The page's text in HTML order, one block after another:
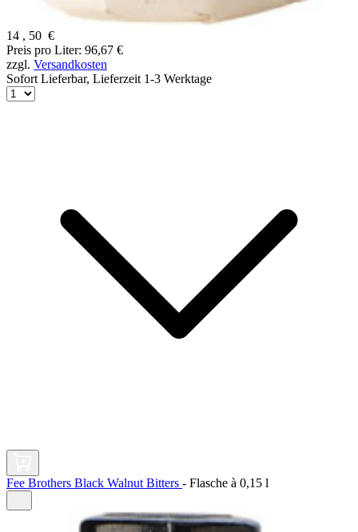
14 , 50 €
Preis pro Liter: 96,67 €
zzgl. Versandkosten
Sofort Lieferbar, Lieferzeit 1-3 Werktage
Fee Brothers Black Walnut Bitters - Flasche à 0,15 l